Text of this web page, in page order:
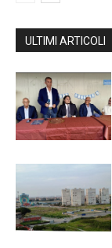
ULTIMI ARTICOLI